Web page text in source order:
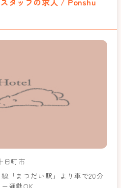
日町市
「まつだい駅」より車で20分
通勤OK